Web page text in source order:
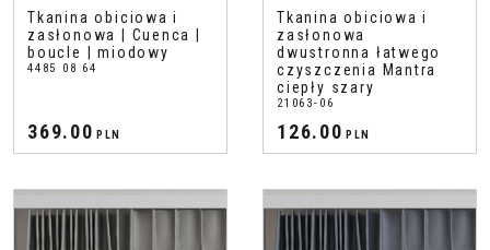
Tkanina obiciowa i
zasłonowa | Cuenca |
boucle | miodowy
4485 08 64
369.00 PLN
Tkanina obiciowa i
zasłonowa
dwustronna łatwego
czyszczenia Mantra
ciepły szary
21063-06
126.00 PLN